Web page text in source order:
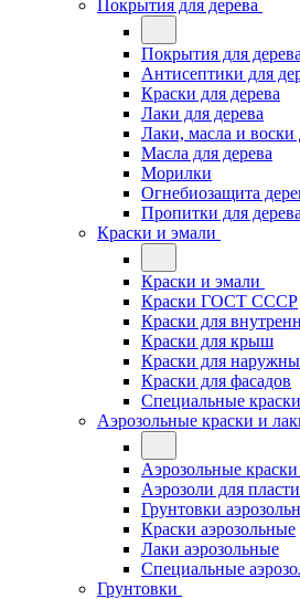
Покрытия для дерева
Покрытия для дерева
Антисептики для
Краски для дерева
Лаки для дерева
Лаки, масла и воски
Масла для дерева
Морилки
Огнебиозащита
Пропитки для дерева
Краски и эмали
Краски и эмали
Краски ГОСТ СССР
Краски для
Краски для крыш
Краски для
Краски для фасадов
Специальные краски
Аэрозольные краски и
Аэрозольные
Аэрозоли для
Грунтовки
Краски аэрозольные
Лаки аэрозольные
Специальные
Грунтовки